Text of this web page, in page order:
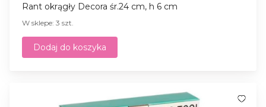
Rant okrągły Decora śr.24 cm, h 6 cm
W sklepe: 3 szt.
Dodaj do koszyka